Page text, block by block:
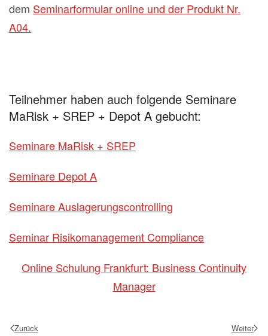
dem Seminarformular online und der Produkt Nr.
A04.
Teilnehmer haben auch folgende Seminare
MaRisk + SREP + Depot A gebucht:
Seminare MaRisk + SREP
Seminare Depot A
Seminare Auslagerungscontrolling
Seminar Risikomanagement Compliance
Online Schulung Frankfurt: Business Continuity
Manager
Zurück Weiter